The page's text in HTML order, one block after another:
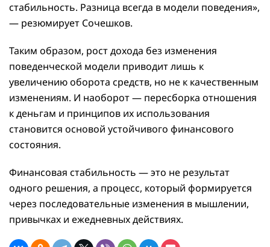
стабильность. Разница всегда в модели поведения»,
— резюмирует Сочешков.
Таким образом, рост дохода без изменения
поведенческой модели приводит лишь к
увеличению оборота средств, но не к качественным
изменениям. И наоборот — пересборка отношения
к деньгам и принципов их использования
становится основой устойчивого финансового
состояния.
Финансовая стабильность — это не результат
одного решения, а процесс, который формируется
через последовательные изменения в мышлении,
привычках и ежедневных действиях.